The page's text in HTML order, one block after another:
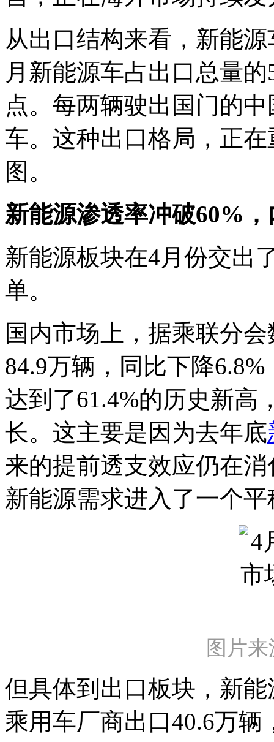
从出口结构来看，新能
月新能源车占出口总量
点。每两辆驶出国门的
车。这种出口格局，正
图。
新能源渗透率冲破60%
新能源板块在4月份交出
单。
国内市场上，据乘联分
84.9万辆，同比下降
达到了61.4%的历史新高
长。这主要是因为去年底
来的提前透支效应仍在
新能源需求进入了一个平
图片
但具体到出口板块，新
乘用车厂商出口40.6万辆